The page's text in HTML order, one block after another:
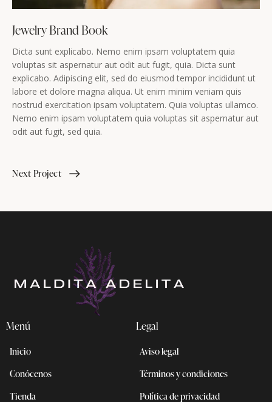
Jewelry Brand Book
Dicta sunt explicabo. Nemo enim ipsam voluptatem quia
voluptas sit aspernatur aut odit aut fugit, quia. Dicta sunt
explicabo. Adipiscing elit, sed do eiusmod tempor incididunt ut
labore et dolore magna aliqua. Ut enim minim veniam quis
nostrud exercitation ipsam voluptatem. Quia voluptas ullamco.
Nemo enim ipsam voluptatem quia voluptas sit aspernatur aut
odit aut fugit, sed quia.
Next Project
Menú
Inicio
Conócenos
Tienda
Legal
Aviso legal
Términos y condiciones
Política de privacidad